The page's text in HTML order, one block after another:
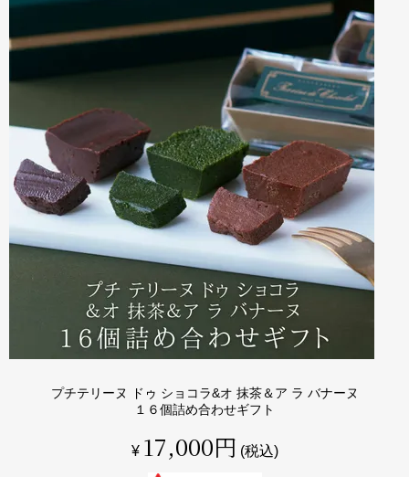
プチテリーヌ ドゥ ショコラ&オ 抹茶＆ア ラ バナーヌ
１６個詰め合わせギフト
¥ 17,000 税込